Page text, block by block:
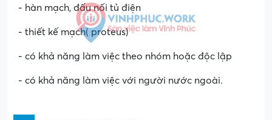
- hàn mạch, đấu nối tủ điện
- thiết kế mạch( proteus)
- có khả năng làm việc theo nhóm hoặc độc lập
- có khả năng làm việc với người nước ngoài.